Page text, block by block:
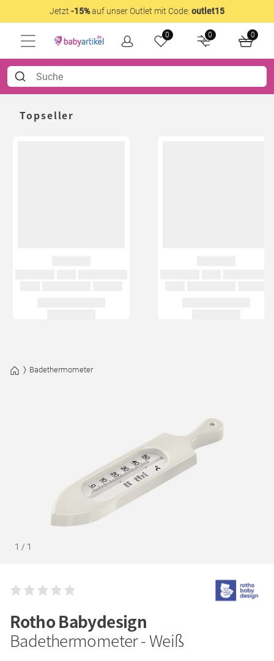
Jetzt -15%auf unser Outlet mit Code: outlet15
0 0 0
Topseller
Badethermometer
1 / 1
Rotho Babydesign
Badethermometer - Weiß